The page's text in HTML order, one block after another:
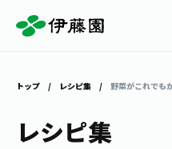
トップ レシピ集 野菜がこれでも
レシピ集